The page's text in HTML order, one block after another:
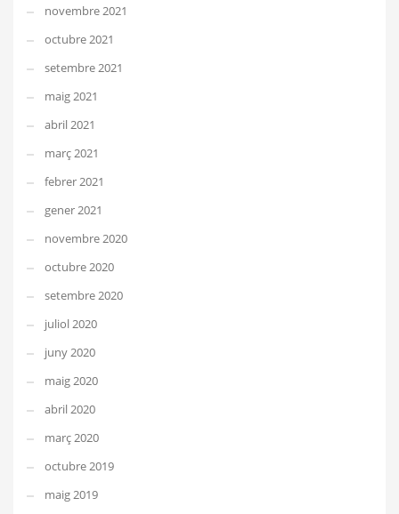
novembre 2021
octubre 2021
setembre 2021
maig 2021
abril 2021
març 2021
febrer 2021
gener 2021
novembre 2020
octubre 2020
setembre 2020
juliol 2020
juny 2020
maig 2020
abril 2020
març 2020
octubre 2019
maig 2019